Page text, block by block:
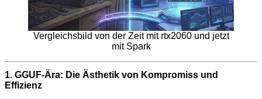
Vergleichsbild von der Zeit mit rtx2060 und jetzt
mit Spark
1. GGUF-Ära: Die Ästhetik von Kompromiss und
Effizienz